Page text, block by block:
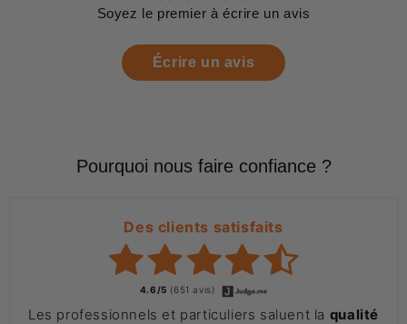
Soyez le premier à écrire un avis
Écrire un avis
Pourquoi nous faire confiance ?
Des clients satisfaits
4.6/5 (651 avis)
Les professionnels et particuliers saluent la qualité